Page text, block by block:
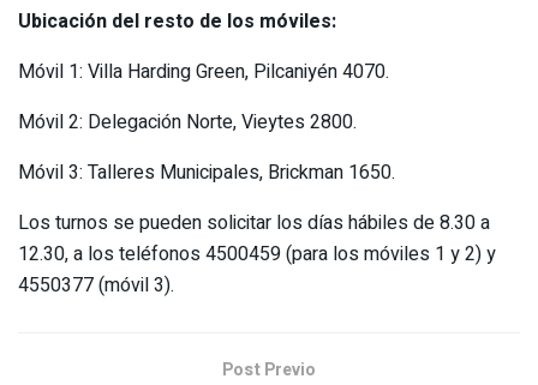
Ubicación del resto de los móviles:
Móvil 1: Villa Harding Green, Pilcaniyén 4070.
Móvil 2: Delegación Norte, Vieytes 2800.
Móvil 3: Talleres Municipales, Brickman 1650.
Los turnos se pueden solicitar los días hábiles de 8.30 a
12.30, a los teléfonos 4500459 (para los móviles 1 y 2) y
4550377 (móvil 3).
Post Previo